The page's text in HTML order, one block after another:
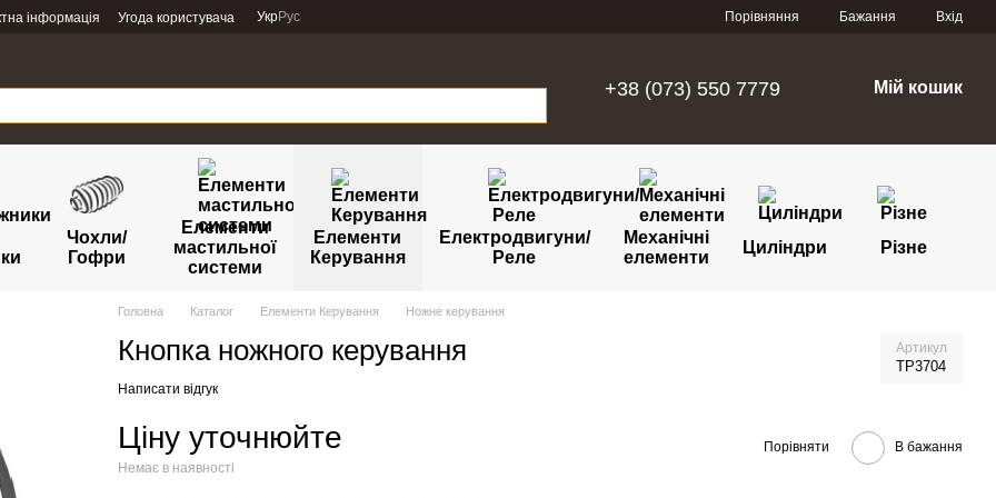
інформація Угода користувача УкрРус Порівняння Бажання Вхід
+38 (073) 550 7779 Мій кошик
Чохли/
Гофри
Елементи
мастильної
системи
Елементи
Керування
Електродвигуни/
Реле
Механічні
елементи
Циліндри Різне
Головна Каталог Елементи Керування Ножне керування
Кнопка ножного керування Артикул
TP3704
Написати відгук
Ціну уточнюйте
Немає в наявності
Порівняти В бажання